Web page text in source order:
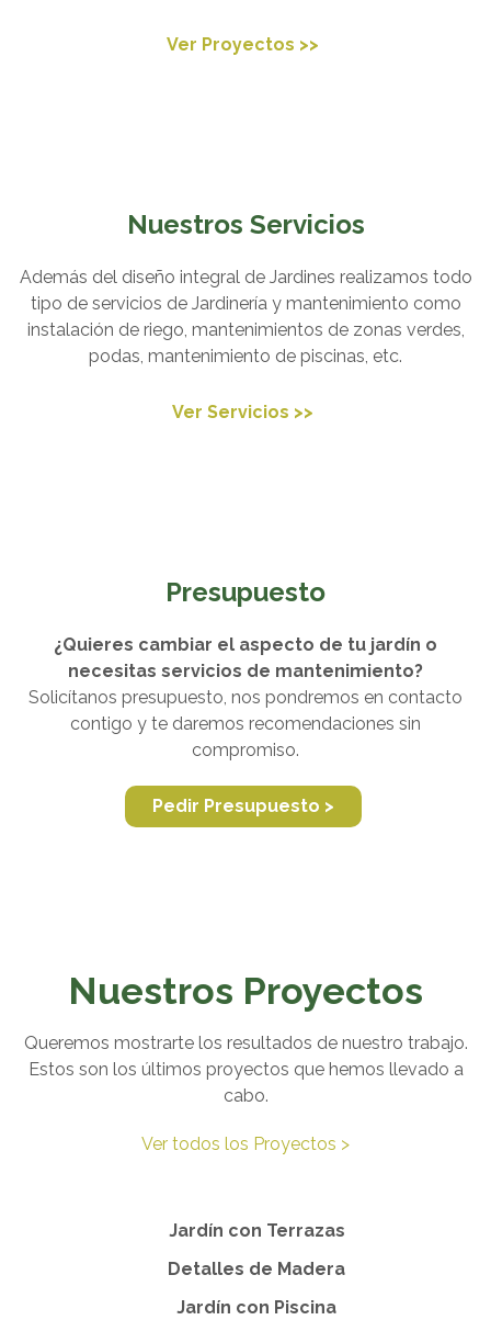
Ver Proyectos >>
Nuestros Servicios
Además del diseño integral de Jardines realizamos todo
tipo de servicios de Jardinería y mantenimiento como
instalación de riego, mantenimientos de zonas verdes,
podas, mantenimiento de piscinas, etc.
Ver Servicios >>
Presupuesto
¿Quieres cambiar el aspecto de tu jardín o
necesitas servicios de mantenimiento?
Solicítanos presupuesto, nos pondremos en contacto
contigo y te daremos recomendaciones sin
compromiso.
Pedir Presupuesto >
Nuestros Proyectos
Queremos mostrarte los resultados de nuestro trabajo.
Estos son los últimos proyectos que hemos llevado a
cabo.
Ver todos los Proyectos >
Jardín con Terrazas
Detalles de Madera
Jardín con Piscina